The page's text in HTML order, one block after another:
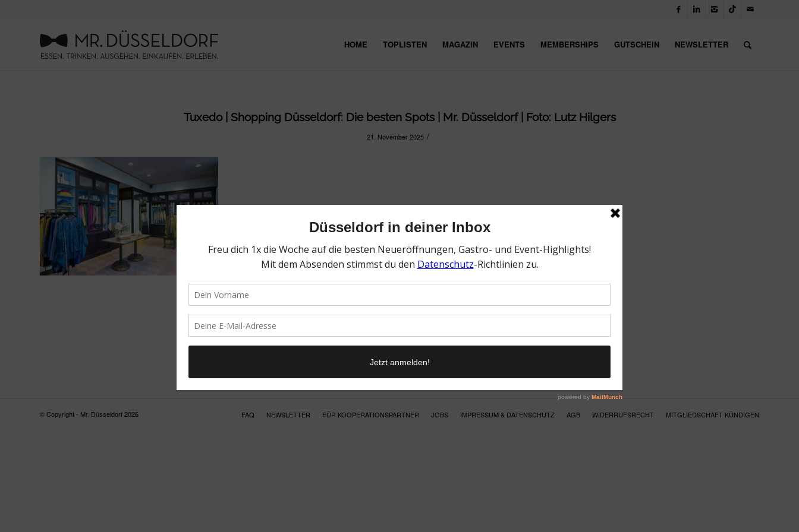
HOME TOPLISTEN MAGAZIN EVENTS MEMBERSHIPS GUTSCHEIN NEWSLETTER
Tuxedo | Shopping Düsseldorf: Die besten Spots | Mr. Düsseldorf | Foto: Lutz Hilgers
21. November 2025 /
© Copyright - Mr. Düsseldorf 2026 FAQ NEWSLETTER FÜR KOOPERATIONSPARTNER JOBS IMPRESSUM & DATENSCHUTZ AGB WIDERRUFSRECHT MITGLIEDSCHAFT KÜNDIGEN